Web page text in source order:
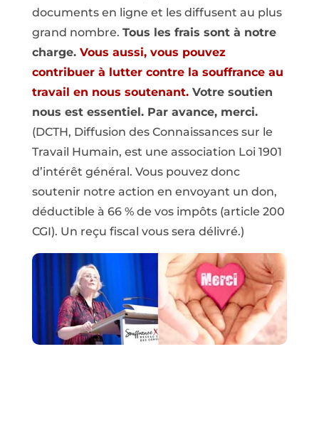
documents en ligne et les diffusent au plus
grand nombre. Tous les frais sont à notre
charge. Vous aussi, vous pouvez
contribuer à lutter contre la souffrance au
travail en nous soutenant. Votre soutien
nous est essentiel. Par avance, merci.
(DCTH, Diffusion des Connaissances sur le
Travail Humain, est une association Loi 1901
d’intérêt général. Vous pouvez donc
soutenir notre action en envoyant un don,
déductible à 66 % de vos impôts (article 200
CGI). Un reçu fiscal vous sera délivré.)